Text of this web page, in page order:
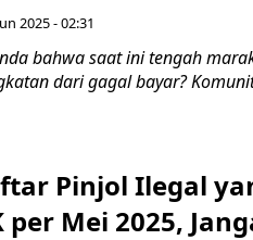
2025 - 02:31
Anda bahwa saat ini tengah
dari gagal bayar?
Pinjol Ilegal
Mei 2025,